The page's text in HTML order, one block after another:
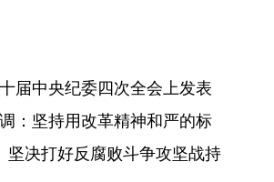
届中央纪委四次全会上发表
：坚持用改革精神和严的标
决打好反腐败斗争攻坚战持